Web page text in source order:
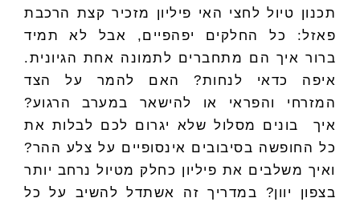
תכנון טיול לחצי האי פיליון מזכיר קצת הרכבת
פאזל: כל החלקים יפהפיים, אבל לא תמיד
ברור איך הם מתחברים לתמונה אחת הגיונית.
איפה כדאי לנחות? האם להמר על הצד
המזרחי והפראי או להישאר במערב הרגוע?
איך בונים מסלול שלא יגרום לכם לבלות את
כל החופשה בסיבובים אינסופיים על צלע ההר?
ואיך משלבים את פיליון כחלק מטיול נרחב יותר
בצפון יוון? במדריך זה אשתדל להשיב על כל